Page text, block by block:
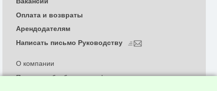
О компании
Политика обработки и конфиденциальности
Оплата и возвраты
Арендодателям
Написать письмо Руководству